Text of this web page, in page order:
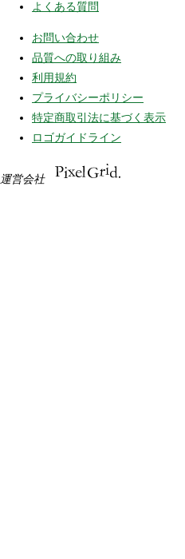
よくある質問
お問い合わせ
品質への取り組み
利用規約
プライバシーポリシー
特定商取引法に基づく表示
ロゴガイドライン
運営会社